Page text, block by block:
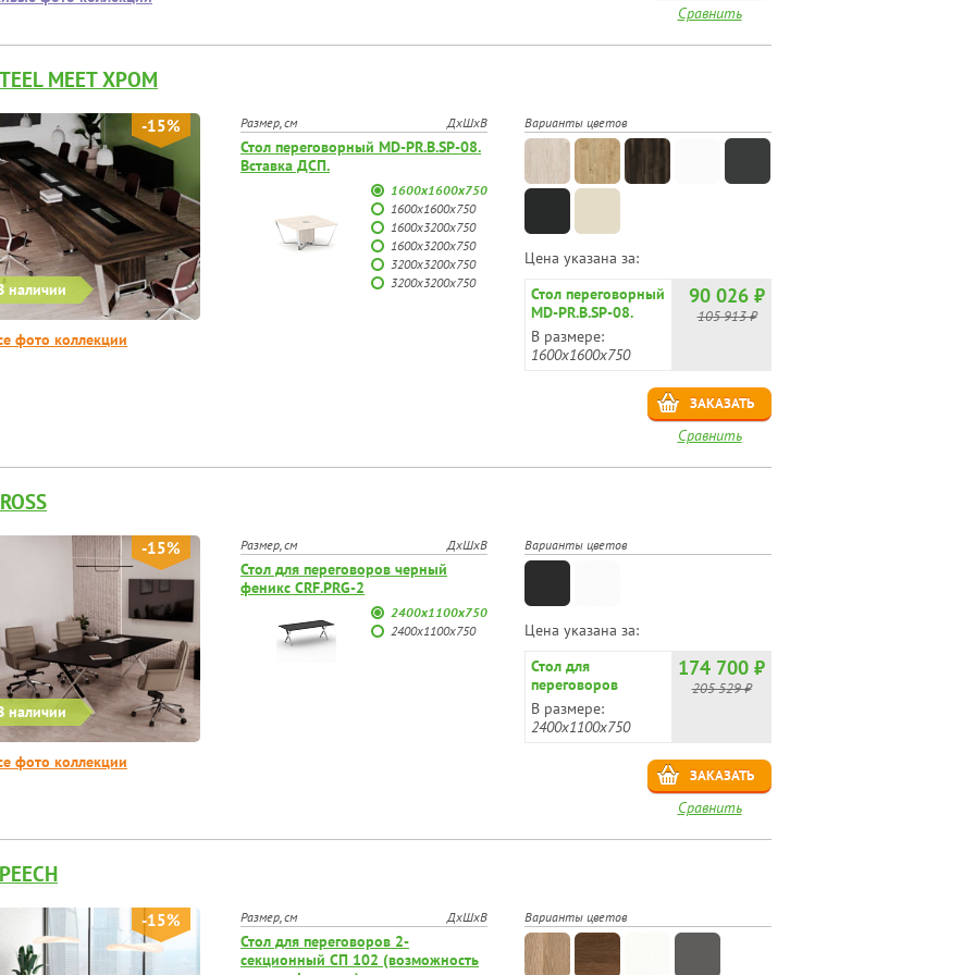
Сравнить
MEET ХРОМ
наличии
-15%
фото коллекции
Размер, см ДхШхВ
Стол переговорный MD-PR.B.SP-08.
Вставка ДСП.
1600х1600х750
1600х1600х750
1600х3200х750
1600х3200х750
3200х3200х750
3200х3200х750
Варианты цветов
Цена указана за:
Стол переговорный
MD-PR.B.SP-08.
Вставка ДСП.
В размере:
1600х1600х750
90 026 ₽
105 913 ₽
ЗАКАЗАТЬ
Сравнить
наличии
-15%
фото коллекции
Размер, см ДхШхВ
Стол для переговоров черный
феникс CRF.PRG-2
2400х1100х750
2400х1100х750
Варианты цветов
Цена указана за:
Стол для
переговоров
черный феникс
CRF.PRG-2
В размере:
2400х1100х750
174 700 ₽
205 529 ₽
ЗАКАЗАТЬ
Сравнить
-15% Размер, см ДхШхВ
Стол для переговоров 2-
секционный СП 102 (возможность
Варианты цветов